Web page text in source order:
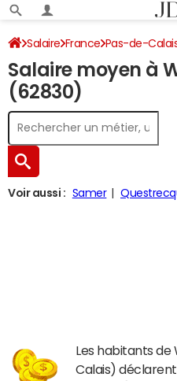
Salaire France Pas-de-
Salaire moyen à
(62830)
Voir aussi : Samer
Les habitants
Calais)